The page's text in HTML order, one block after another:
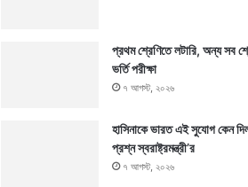
প্রথম শ্রেণিতে লটারি, অন্য সব
ভর্তি পরীক্ষা
৭ আগস্ট, ২০২৬
হাসিনাকে ভারত এই সুযোগ কেন
প্রশ্ন স্বরাষ্ট্রমন্ত্রী’র
৭ আগস্ট, ২০২৬